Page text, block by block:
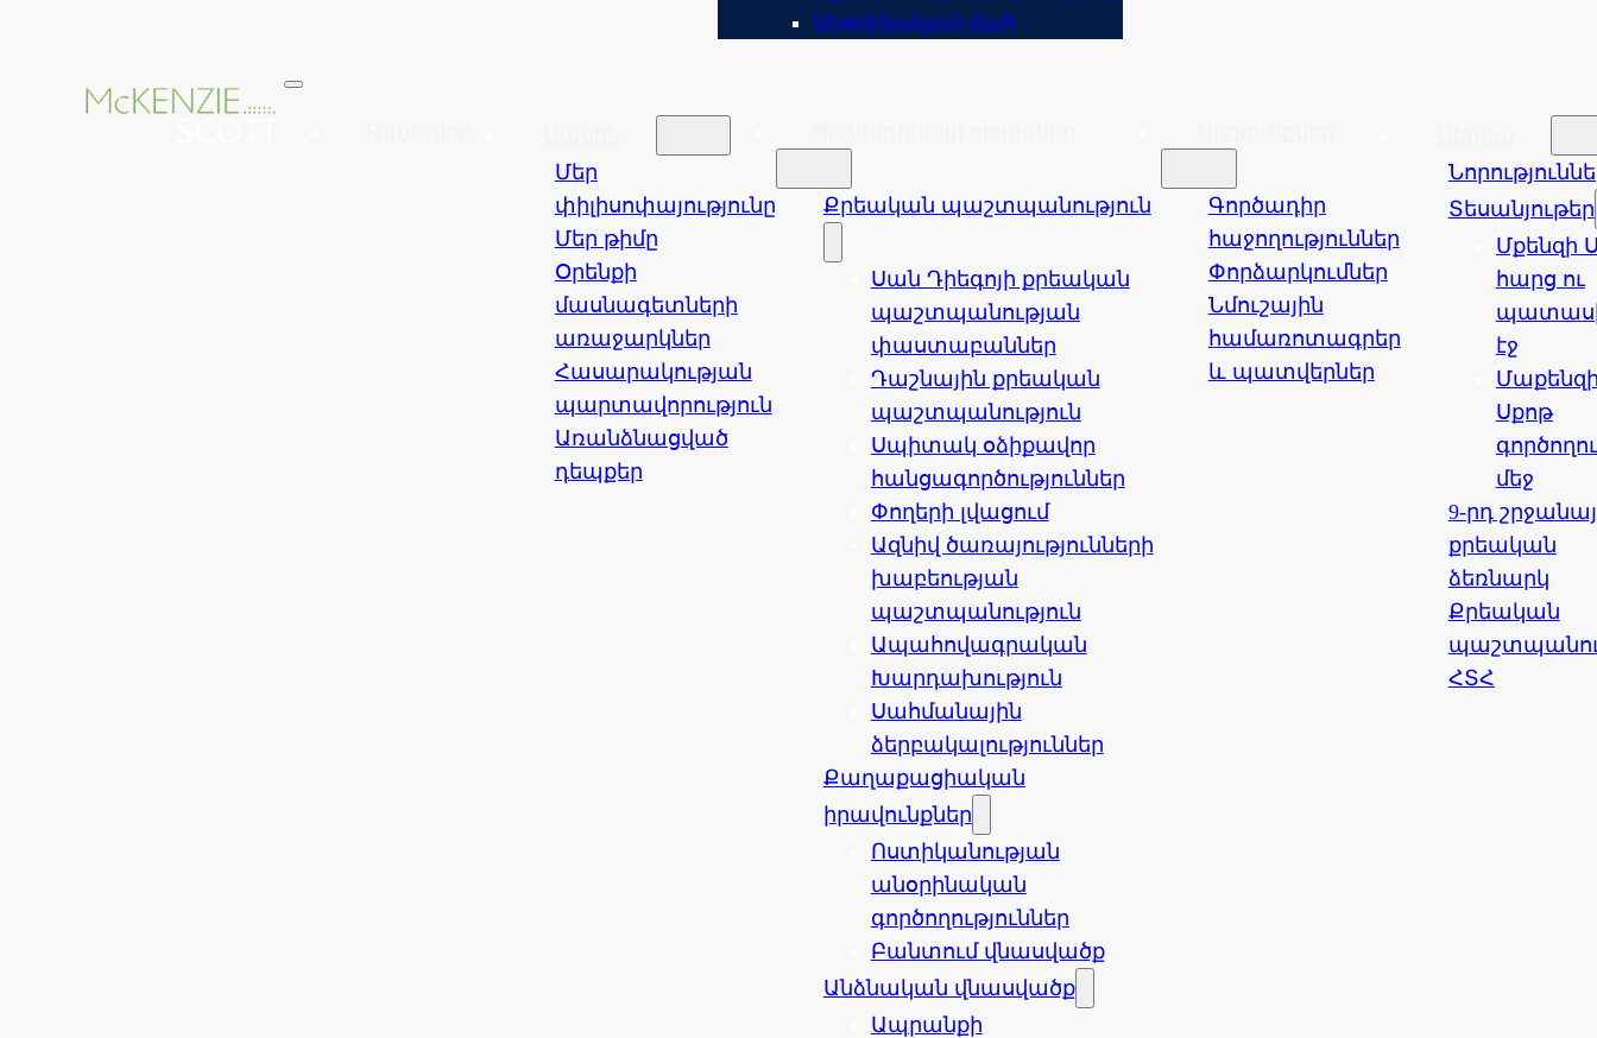
Անօրինական մահ
Մեր
փիլիսոփայությունը
Մեր թիմը
Օրենքի
մասնագետների
առաջարկներ
Հասարակության
պարտավորություն
Առանձնացված
դեպքեր
Քրեական պաշտպանություն
Սան Դիեգոյի քրեական
պաշտպանության
փաստաբաններ
Դաշնային քրեական
պաշտպանություն
Սպիտակ օձիքավոր
հանցագործություններ
Փողերի լվացում
Ազնիվ ծառայությունների
խաբեության
պաշտպանություն
Ապահովագրական
Խարդախություն
Սահմանային
ձերբակալություններ
Քաղաքացիական
իրավունքներ
Ոստիկանության
անօրինական
գործողություններ
Բանտում վնասվածք
Անձնական վնասվածք
Ապրանքի
Գործադիր
հաջողություններ
Փորձարկումներ
Նմուշային
համառոտագրեր
և պատվերներ
Տեսանյութեր
Մքենզի
հարց ու
էջ
Սքոթ
մեջ
9-րդ
քրեական
ձեռնարկ
Քրեական
ՀՏՀ